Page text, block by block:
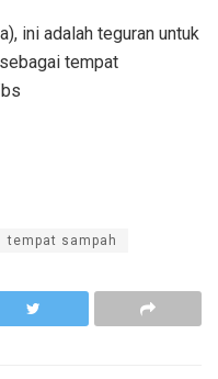
ini adalah teguran untuk
tempat
tempat sampah